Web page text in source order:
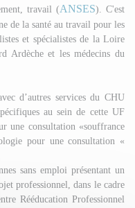
travail (ANSES). C'est
de la santé au travail pour les
et spécialistes de la Loire
Ardèche et les médecins du
d’autres services du CHU
au sein de cette UF
une consultation «souffrance
pour une consultation «
sans emploi présentant un
professionnel, dans le cadre
Rééducation Professionnel